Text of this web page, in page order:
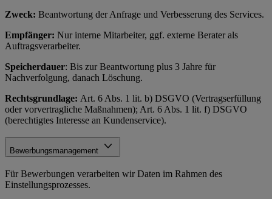
Zweck: Beantwortung der Anfrage und Verbesserung des Services.
Empfänger: Nur interne Mitarbeiter, ggf. externe Berater als
Auftragsverarbeiter.
Speicherdauer: Bis zur Beantwortung plus 3 Jahre für
Nachverfolgung, danach Löschung.
Rechtsgrundlage: Art. 6 Abs. 1 lit. b) DSGVO (Vertragserfüllung
oder vorvertragliche Maßnahmen); Art. 6 Abs. 1 lit. f) DSGVO
(berechtigtes Interesse an Kundenservice).
Bewerbungsmanagement
Für Bewerbungen verarbeiten wir Daten im Rahmen des
Einstellungsprozesses.